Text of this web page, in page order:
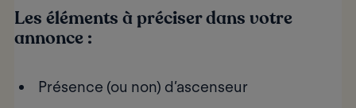
Les éléments à préciser dans votre
annonce :
Présence (ou non) d’ascenseur